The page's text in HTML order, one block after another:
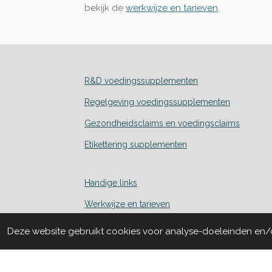
Deze website gebruikt cookies voor analyse-doeleinden
bekijk de werkwijze en tarieven
R&D voedingssupplementen
Regelgeving voedingssupplementen
Gezondheidsclaims en voedingsclaims
Etikettering supplementen
Handige links
Werkwijze en tarieven